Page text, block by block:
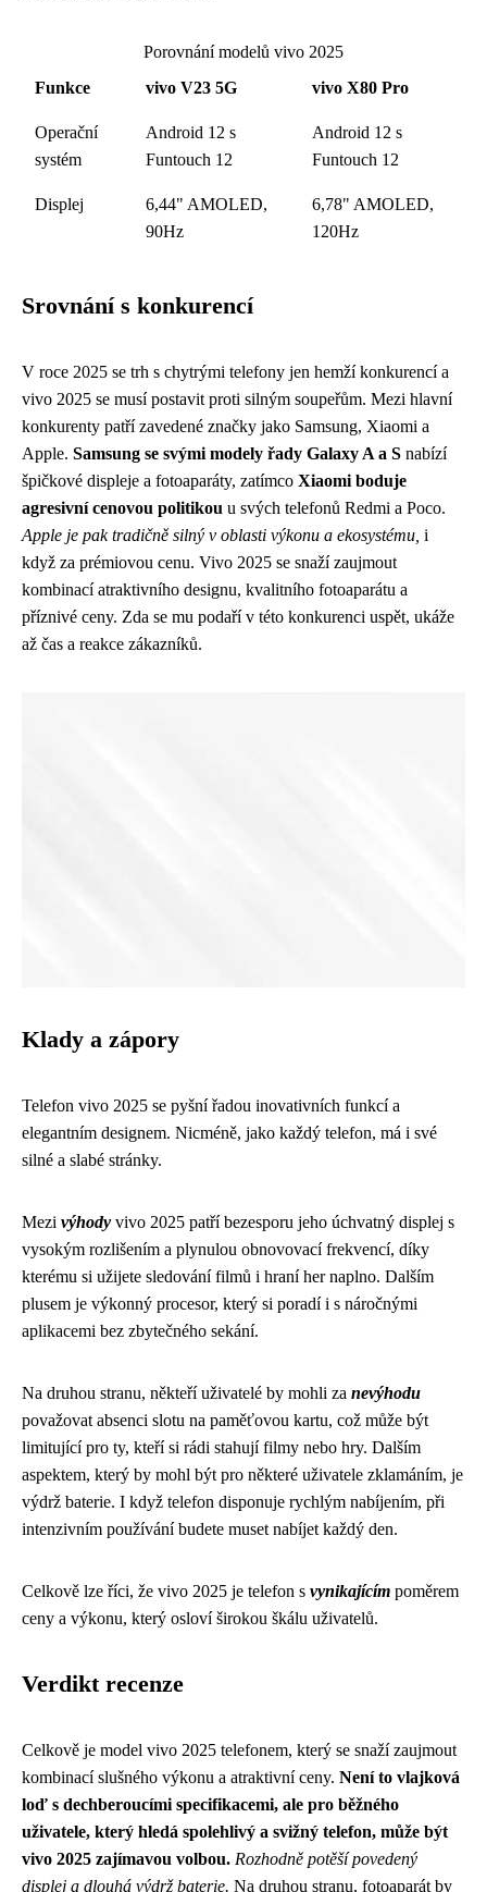
Porovnání modelů vivo 2025
Funkce
vivo V23 5G vivo X80 Pro
Operační
systém
Android 12 s
Funtouch 12
Android 12 s
Funtouch 12
Displej
6,44" AMOLED,
90Hz
6,78" AMOLED,
120Hz
Srovnání s konkurencí
V roce 2025 se trh s chytrými telefony jen hemží konkurencí a
vivo 2025 se musí postavit proti silným soupeřům. Mezi hlavní
konkurenty patří zavedené značky jako Samsung, Xiaomi a
Apple. Samsung se svými modely řady Galaxy A a S nabízí
špičkové displeje a fotoaparáty, zatímco Xiaomi boduje
agresivní cenovou politikou u svých telefonů Redmi a Poco.
Apple je pak tradičně silný v oblasti výkonu a ekosystému, i
když za prémiovou cenu. Vivo 2025 se snaží zaujmout
kombinací atraktivního designu, kvalitního fotoaparátu a
příznivé ceny. Zda se mu podaří v této konkurenci uspět, ukáže
až čas a reakce zákazníků.
Klady a zápory
Telefon vivo 2025 se pyšní řadou inovativních funkcí a
elegantním designem. Nicméně, jako každý telefon, má i své
silné a slabé stránky.
Mezi výhody vivo 2025 patří bezesporu jeho úchvatný displej s
vysokým rozlišením a plynulou obnovovací frekvencí, díky
kterému si užijete sledování filmů i hraní her naplno. Dalším
plusem je výkonný procesor, který si poradí i s náročnými
aplikacemi bez zbytečného sekání.
Na druhou stranu, někteří uživatelé by mohli za nevýhodu
považovat absenci slotu na paměťovou kartu, což může být
limitující pro ty, kteří si rádi stahují filmy nebo hry. Dalším
aspektem, který by mohl být pro některé uživatele zklamáním, je
výdrž baterie. I když telefon disponuje rychlým nabíjením, při
intenzivním používání budete muset nabíjet každý den.
Celkově lze říci, že vivo 2025 je telefon s vynikajícím poměrem
ceny a výkonu, který osloví širokou škálu uživatelů.
Verdikt recenze
Celkově je model vivo 2025 telefonem, který se snaží zaujmout
kombinací slušného výkonu a atraktivní ceny. Není to vlajková
loď s dechberoucími specifikacemi, ale pro běžného
uživatele, který hledá spolehlivý a svižný telefon, může být
vivo 2025 zajímavou volbou. Rozhodně potěší povedený
displej a dlouhá výdrž baterie. Na druhou stranu, fotoaparát by